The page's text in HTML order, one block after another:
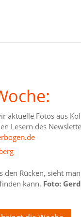
aktuelle Fotos aus
Lesern des
den Rücken, sieht
kann. Foto: